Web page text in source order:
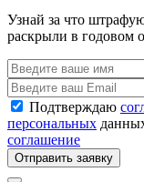
Узнай за что
раскрыли в годовом
Подтверждаю
персональных
соглашение
Отправить заявку